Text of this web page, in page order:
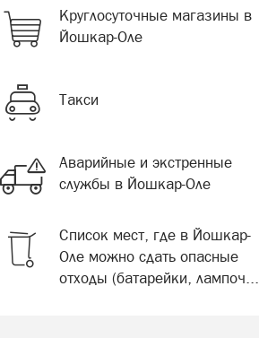
Круглосуточные магазины в
Йошкар-Оле
Такси
Аварийные и экстренные
службы в Йошкар-Оле
Список мест, где в Йошкар-
Оле можно сдать опасные
отходы (батарейки, лампоч...